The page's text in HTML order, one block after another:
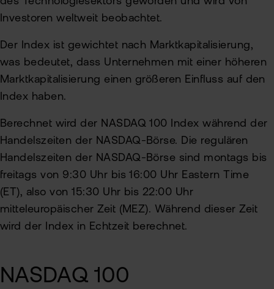
Investoren weltweit beobachtet.
Der Index ist gewichtet nach Marktkapitalisierung,
was bedeutet, dass Unternehmen mit einer höheren
Marktkapitalisierung einen größeren Einfluss auf den
Index haben.
Berechnet wird der NASDAQ 100 Index während der
Handelszeiten der NASDAQ-Börse. Die regulären
Handelszeiten der NASDAQ-Börse sind montags bis
freitags von 9:30 Uhr bis 16:00 Uhr Eastern Time
(ET), also von 15:30 Uhr bis 22:00 Uhr
mitteleuropäischer Zeit (MEZ). Während dieser Zeit
wird der Index in Echtzeit berechnet.
NASDAQ 100